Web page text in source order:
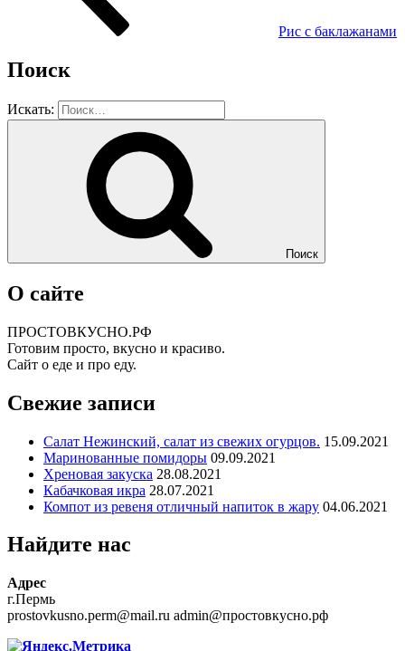
Рис с баклажанами
Поиск
Искать:
Поиск
О сайте
ПРОСТОВКУСНО.РФ
Готовим просто, вкусно и красиво.
Сайт о еде и про еду.
Свежие записи
Салат Нежинский, салат из свежих огурцов. 15.09.2021
Маринованные помидоры 09.09.2021
Хреновая закуска 28.08.2021
Кабачковая икра 28.07.2021
Компот из ревеня отличный напиток в жару 04.06.2021
Найдите нас
Адрес
г.Пермь
prostovkusno.perm@mail.ru admin@простовкусно.рф